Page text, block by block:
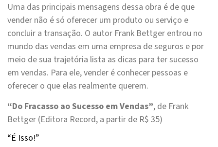
Uma das principais mensagens dessa obra é de que
vender não é só oferecer um produto ou serviço e
concluir a transação. O autor Frank Bettger entrou no
mundo das vendas em uma empresa de seguros e por
meio de sua trajetória lista as dicas para ter sucesso
em vendas. Para ele, vender é conhecer pessoas e
oferecer o que elas realmente querem.
“Do Fracasso ao Sucesso em Vendas”, de Frank
Bettger (Editora Record, a partir de R$ 35)
“É Isso!”